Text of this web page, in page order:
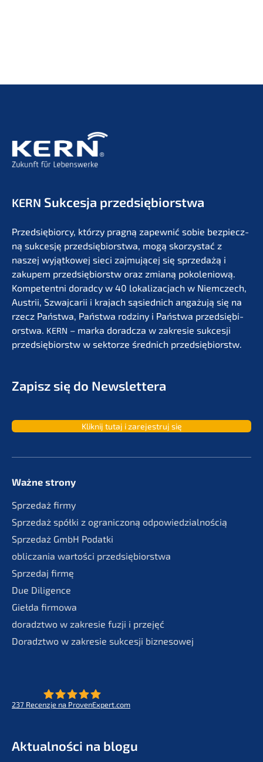
KERN Sukces­ja przedsiębiorstwa
Przedsię­bi­or­cy, którzy pragną zapew­nić sobie bezpiecz­
ną sukces­ję przedsię­bi­orst­wa, mogą skorzystać z
naszej wyjąt­ko­wej sieci zajmu­jącej się sprze­dażą i
zakupem przedsię­bi­orstw oraz zmianą pokolenio­wą.
Kompe­tent­ni dorad­cy w 40 lokali­zac­jach w Niemc­zech,
Austrii, Szwaj­ca­rii i krajach sąsied­nich angażu­ją się na
rzecz Państ­wa, Państ­wa rodzi­ny i Państ­wa przedsię­bi­
orst­wa. KERN – marka dorad­c­za w zakre­sie sukces­ji
przedsię­bi­orstw w sektor­ze średnich przedsiębiorstw.
Zapisz się do Newslettera
Kliknij tutaj i zarejes­truj się
Ważne strony
Sprze­daż firmy
Sprze­daż spółki z ogranic­zoną odpowiedzialnością
Sprze­daż GmbH Podatki
oblic­za­nia wartości przedsiębiorstwa
Sprze­daj firmę
Due Diligence
Giełda firmo­wa
doradzt­wo w zakre­sie fuzji i przejęć
Doradzt­wo w zakre­sie sukces­ji biznesowej
237 Recenz­je na ProvenExpert.com
Aktual­ności na blogu